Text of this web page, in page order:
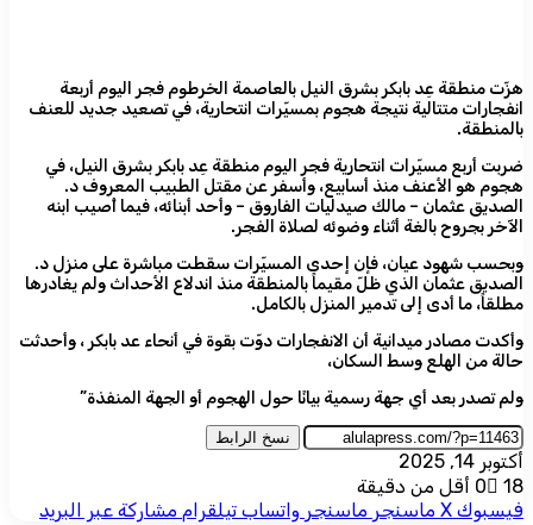
هزّت منطقة عِد بابكر بشرق النيل بالعاصمة الخرطوم فجر اليوم أربعة
انفجارات متتالية نتيجة هجوم بمسيّرات انتحارية، في تصعيد جديد للعنف
بالمنطقة.
ضربت أربع مسيّرات انتحارية فجر اليوم منطقة عِد بابكر بشرق النيل، في
هجوم هو الأعنف منذ أسابيع، وأسفر عن مقتل الطبيب المعروف د.
الصديق عثمان – مالك صيدليات الفاروق – وأحد أبنائه، فيما أُصيب ابنه
الآخر بجروح بالغة أثناء وضوئه لصلاة الفجر.
وبحسب شهود عيان، فإن إحدى المسيّرات سقطت مباشرة على منزل د.
الصديق عثمان الذي ظلّ مقيماً بالمنطقة منذ اندلاع الأحداث ولم يغادرها
مطلقاً، ما أدى إلى تدمير المنزل بالكامل.
وأكدت مصادر ميدانية أن الانفجارات دوّت بقوة في أنحاء عد بابكر ، وأحدثت
حالة من الهلع وسط السكان،
ولم تصدر بعد أي جهة رسمية بيانًا حول الهجوم أو الجهة المنفذة”
نسخ الرابط
أكتوبر 14, 2025
0
18
أقل من دقيقة
فيسبوك ‫X ماسنجر ماسنجر واتساب تيلقرام مشاركة عبر البريد